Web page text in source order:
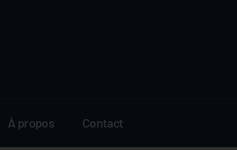
À propos Contact